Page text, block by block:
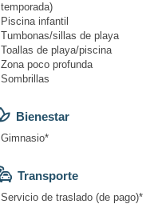
temporada)
Piscina infantil
Tumbonas/sillas de playa
Toallas de playa/piscina
Zona poco profunda
Sombrillas
Bienestar
Gimnasio*
Transporte
Servicio de traslado (de pago)*